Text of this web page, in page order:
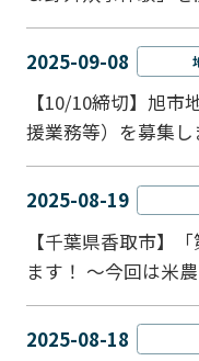
2025-09-08
【10/10締切】旭
援業務等）を募集し
2025-08-19
【千葉県香取市】
ます！ ～今回は米
2025-08-18